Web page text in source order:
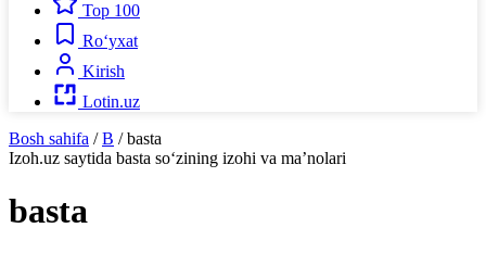
Top 100
Ro‘yxat
Kirish
Lotin.uz
Bosh sahifa / B / basta
Izoh.uz saytida basta so‘zining izohi va ma’nolari
basta